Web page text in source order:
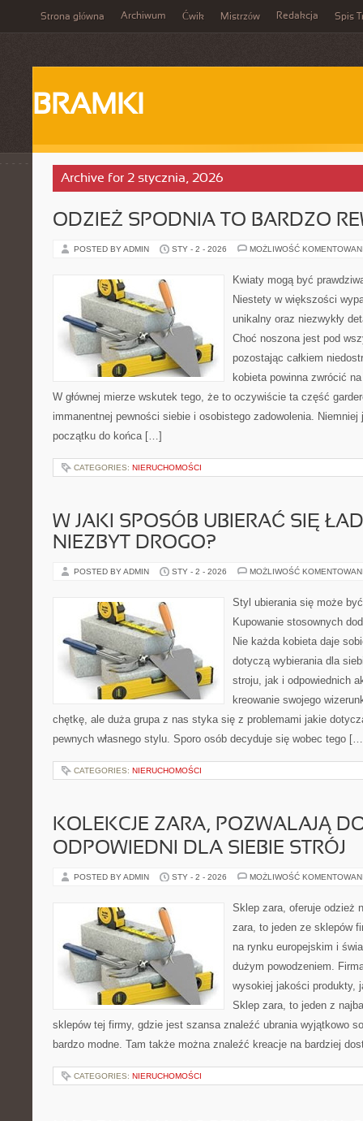
Strona główna Archiwum Ćwik Mistrzów Redakcja Spis
BRAMKI
Archive for 2 stycznia, 2026
ODZIEŻ SPODNIA TO BARDZO
POSTED BY ADMIN STY - 2 - 2026 MOŻLIWOŚĆ
Kwiaty mogą być
Niestety w większości
unikalny oraz niezwykły
Choć noszona jest pod
pozostając całkiem
kobieta powinna zwrócić
W głównej mierze wskutek tego, że to oczywiście ta część
immanentnej pewności siebie i osobistego zadowolenia.
początku do końca […]
CATEGORIES: NIERUCHOMOŚCI
W JAKI SPOSÓB UBIERAĆ SIĘ
NIEZBYT DROGO?
POSTED BY ADMIN STY - 2 - 2026 MOŻLIWOŚĆ
Styl ubierania się może
Kupowanie stosownych
Nie każda kobieta daje
dotyczą wybierania dla
stroju, jak i odpowiednich
kreowanie swojego
chętkę, ale duża grupa z nas styka się z problemami jakie
pewnych własnego stylu. Sporo osób decyduje się wobec tego
CATEGORIES: NIERUCHOMOŚCI
KOLEKCJE ZARA, POZWALAJĄ
ODPOWIEDNI DLA SIEBIE STRÓJ
POSTED BY ADMIN STY - 2 - 2026 MOŻLIWOŚĆ
Sklep zara, oferuje odzież
zara, to jeden ze sklepów
na rynku europejskim i
dużym powodzeniem.
wysokiej jakości produkty,
Sklep zara, to jeden z
sklepów tej firmy, gdzie jest szansa znaleźć ubrania wyjątkowo
bardzo modne. Tam także można znaleźć kreacje na bardziej
CATEGORIES: NIERUCHOMOŚCI